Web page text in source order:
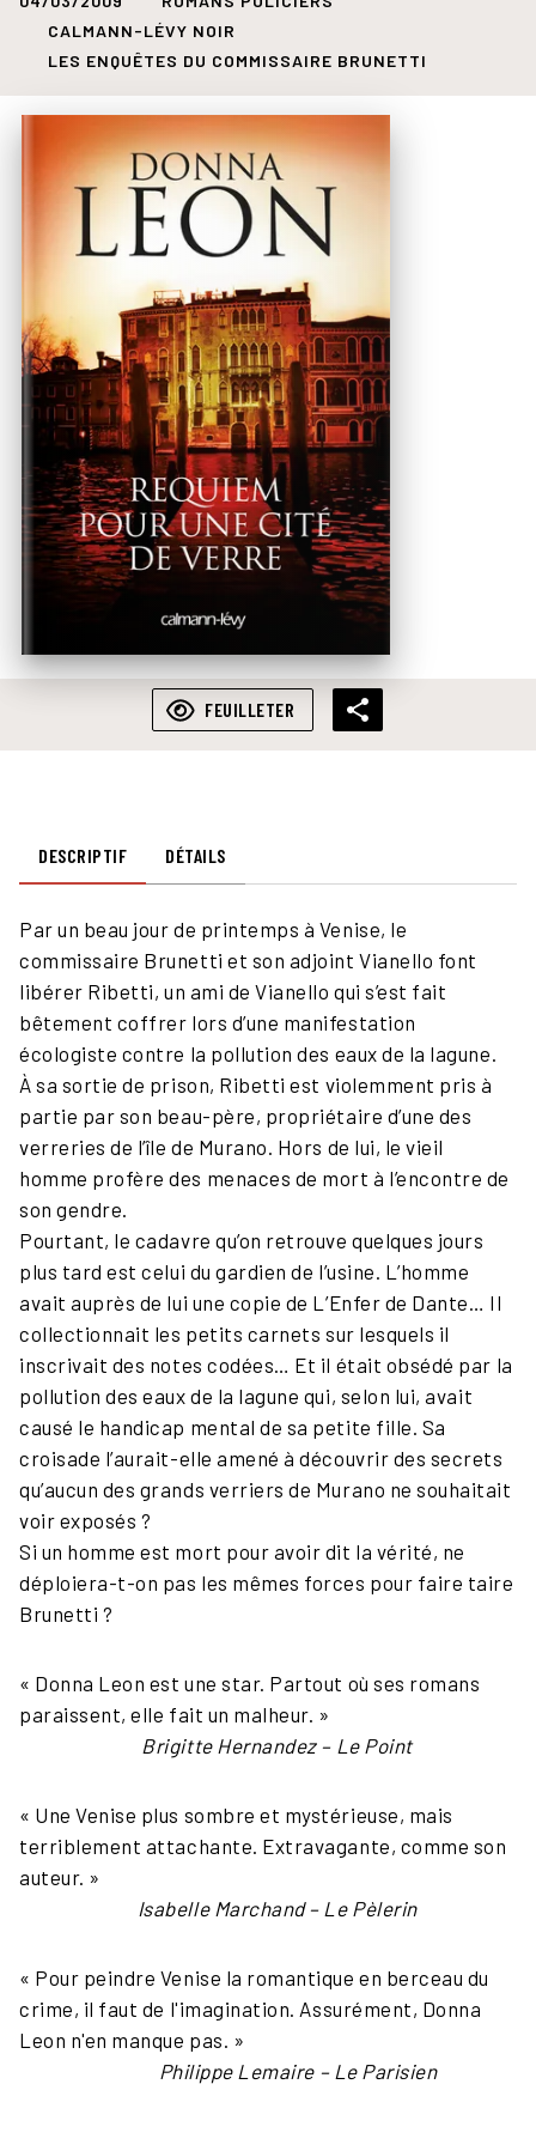
CALMANN-LÉVY NOIR
LES ENQUÊTES DU COMMISSAIRE BRUNETTI
FEUILLETER
DESCRIPTIF DÉTAILS
Par un beau jour de printemps à Venise, le
commissaire Brunetti et son adjoint Vianello font
libérer Ribetti, un ami de Vianello qui s’est fait
bêtement coffrer lors d’une manifestation
écologiste contre la pollution des eaux de la lagune.
À sa sortie de prison, Ribetti est violemment pris à
partie par son beau-père, propriétaire d’une des
verreries de l’île de Murano. Hors de lui, le vieil
homme profère des menaces de mort à l’encontre de
son gendre.
Pourtant, le cadavre qu’on retrouve quelques jours
plus tard est celui du gardien de l’usine. L’homme
avait auprès de lui une copie de L’Enfer de Dante… Il
collectionnait les petits carnets sur lesquels il
inscrivait des notes codées… Et il était obsédé par la
pollution des eaux de la lagune qui, selon lui, avait
causé le handicap mental de sa petite fille. Sa
croisade l’aurait-elle amené à découvrir des secrets
qu’aucun des grands verriers de Murano ne souhaitait
voir exposés ?
Si un homme est mort pour avoir dit la vérité, ne
déploiera-t-on pas les mêmes forces pour faire taire
Brunetti ?
« Donna Leon est une star. Partout où ses romans
paraissent, elle fait un malheur. »
Brigitte Hernandez – Le Point
« Une Venise plus sombre et mystérieuse, mais
terriblement attachante. Extravagante, comme son
auteur. »
Isabelle Marchand – Le Pèlerin
« Pour peindre Venise la romantique en berceau du
crime, il faut de l'imagination. Assurément, Donna
Leon n'en manque pas. »
Philippe Lemaire – Le Parisien